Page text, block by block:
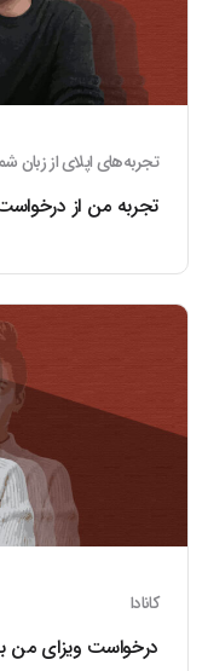
تجربه‌های اپلای از زبان
تجربه من از
کانادا
درخواست ویزای من